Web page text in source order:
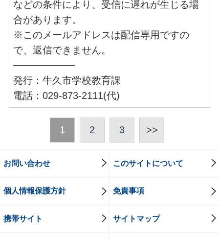
などの条件により、受信に遅れが生じる場
合があります。
※このメールアドレスは配信専用ですの
で、返信できません。
─────────
発行：牛久市学校教育課
電話：029-873-2111(代)
1 2 3 >>
お問い合わせ このサイトについて
個人情報保護方針 免責事項
携帯サイト サイトマップ